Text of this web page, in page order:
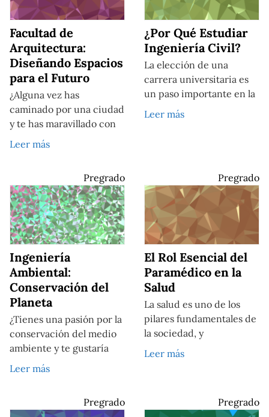
Facultad de
Arquitectura:
Diseñando Espacios
para el Futuro
¿Alguna vez has
caminado por una ciudad
y te has maravillado con
Leer más
¿Por Qué Estudiar
Ingeniería Civil?
La elección de una
carrera universitaria es
un paso importante en la
Leer más
Pregrado
Ingeniería
Ambiental:
Conservación del
Planeta
¿Tienes una pasión por la
conservación del medio
ambiente y te gustaría
Leer más
Pregrado
El Rol Esencial del
Paramédico en la
Salud
La salud es uno de los
pilares fundamentales de
la sociedad, y
Leer más
Pregrado Pregrado